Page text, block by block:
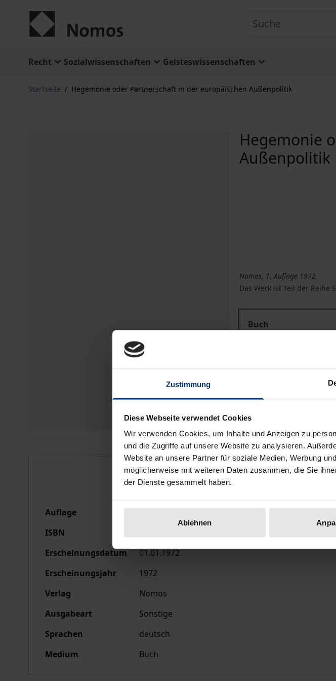
Zustimmung
Diese Webseite verwendet Cookies
Wir verwenden Cookies, um Inhalte und Anzeigen zu
und die Zugriffe auf unsere Website zu analysieren.
Website an unsere Partner für soziale Medien, Werbung
möglicherweise mit weiteren Daten zusammen, die Sie
der Dienste gesammelt haben.
Ablehnen
Recht Sozialwissenschaften Geisteswissenschaften
Startseite / Hegemonie oder Partnerschaft in der europäischen Außenpolitik
Hegemonie
Außenpolitik
Nomos, 1. Auflage 1972
Das Werk ist Teil der Reihe
Buch
In den Warenkorb
Hinweise zu Versandkosten
Bibliografische Angaben
Auflage
ISBN
Erscheinungsdatum
01.01.1972
Erscheinungsjahr
1972
Verlag
Nomos
Ausgabeart
Sonstige
Sprachen
deutsch
Medium
Buch